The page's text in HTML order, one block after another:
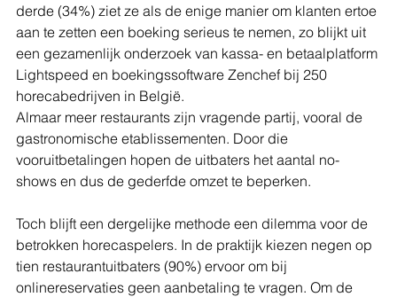
derde (34%) ziet ze als de enige manier om klanten ertoe
aan te zetten een boeking serieus te nemen, zo blijkt uit
een gezamenlijk onderzoek van kassa- en betaalplatform
Lightspeed en boekingssoftware Zenchef bij 250
horecabedrijven in België.
Almaar meer restaurants zijn vragende partij, vooral de
gastronomische etablissementen. Door die
vooruitbetalingen hopen de uitbaters het aantal no-
shows en dus de gederfde omzet te beperken.
Toch blijft een dergelijke methode een dilemma voor de
betrokken horecaspelers. In de praktijk kiezen negen op
tien restaurantuitbaters (90%) ervoor om bij
onlinereservaties geen aanbetaling te vragen. Om de